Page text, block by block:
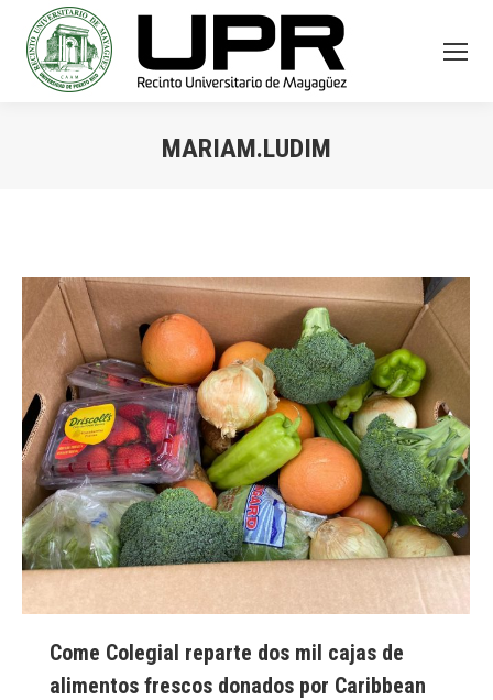
MARIAM.LUDIM
Come Colegial reparte dos mil cajas de
alimentos frescos donados por Caribbean